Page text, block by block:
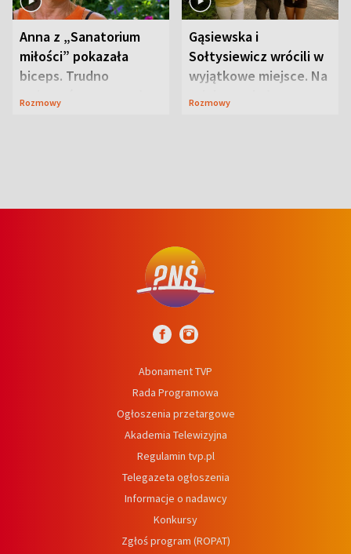
Anna z „Sanatorium
miłości” pokazała
biceps. Trudno
uwierzyć, co przeszła
Rozmowy
Gąsiewska i
Sołtysiewicz wrócili w
wyjątkowe miejsce. Na
szlaku czekał
Rozmowy
Abonament TVP
Rada Programowa
Ogłoszenia przetargowe
Akademia Telewizyjna
Regulamin tvp.pl
Telegazeta ogłoszenia
Informacje o nadawcy
Konkursy
Zgłoś program (ROPAT)